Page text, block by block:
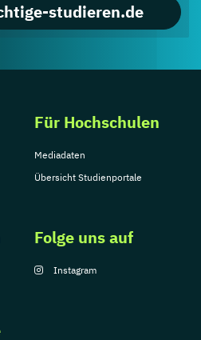
studieren.de
Für Hochschulen
Mediadaten
Übersicht Studienportale
Folge uns auf
Instagram